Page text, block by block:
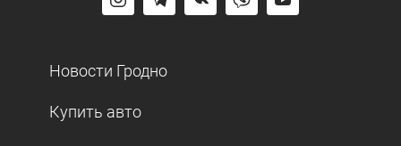
Новости Гродно
Купить авто